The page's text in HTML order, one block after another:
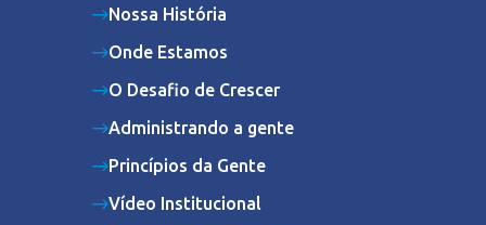
Nossa História
Onde Estamos
O Desafio de Crescer
Administrando a gente
Princípios da Gente
Vídeo Institucional